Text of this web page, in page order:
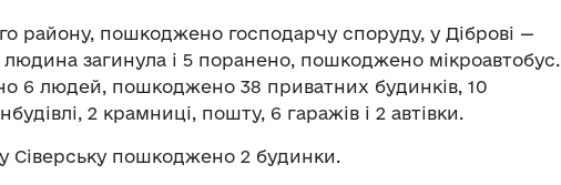
району, пошкоджено господарчу споруду, у Діброві —
людина загинула і 5 поранено, пошкоджено мікроавтобус.
6 людей, пошкоджено 38 приватних будинків, 10
2 крамниці, пошту, 6 гаражів і 2 автівки.
Сіверську пошкоджено 2 будинки.